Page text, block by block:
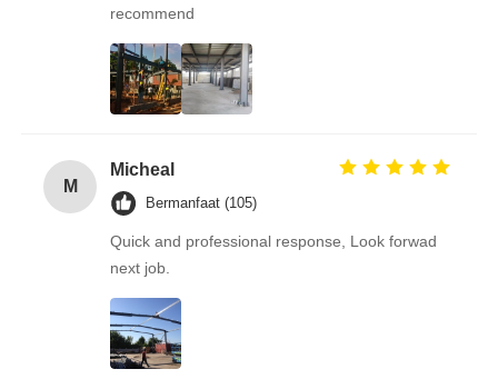
recommend
M
Micheal
Bermanfaat (105)
Quick and professional response, Look forwad
next job.